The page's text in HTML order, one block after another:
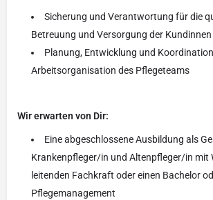
Sicherung und Verantwortung für die
Betreuung und Versorgung der
Planung, Entwicklung und
Arbeitsorganisation des Pflegeteams
Wir erwarten von Dir:
Eine abgeschlossene Ausbildung als
Krankenpfleger/in und Altenpfleger/in mit
leitenden Fachkraft oder einen Bachelor
Pflegemanagement